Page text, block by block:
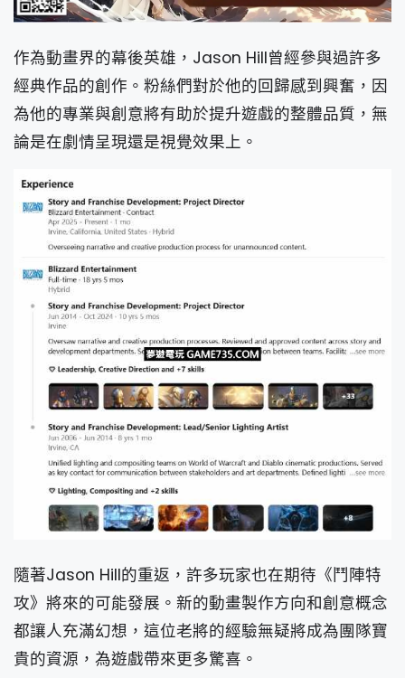
作為動畫界的幕後英雄，Jason Hill曾經參與過許多
經典作品的創作。粉絲們對於他的回歸感到興奮，因
為他的專業與創意將有助於提升遊戲的整體品質，無
論是在劇情呈現還是視覺效果上。
隨著Jason Hill的重返，許多玩家也在期待《鬥陣特
攻》將來的可能發展。新的動畫製作方向和創意概念
都讓人充滿幻想，這位老將的經驗無疑將成為團隊寶
貴的資源，為遊戲帶來更多驚喜。